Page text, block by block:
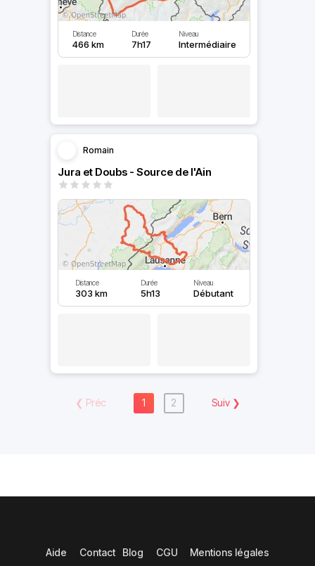
Distance
466 km
Durée
7h17
Niveau
Intermédiaire
Romain
Jura et Doubs - Source de l'Ain
Distance
303 km
Durée
5h13
Niveau
Débutant
❮ Préc 1 2 Suiv❯
Aide Contact Blog CGU Mentions légales